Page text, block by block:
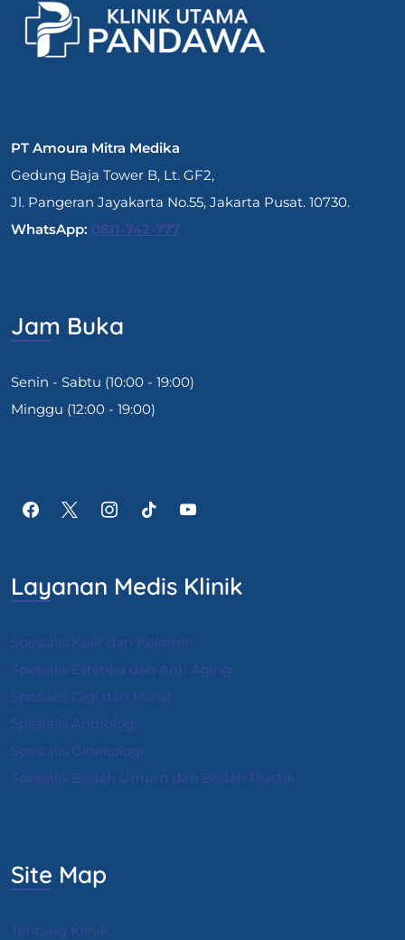
PT Amoura Mitra Medika
Gedung Baja Tower B, Lt. GF2,
Jl. Pangeran Jayakarta No.55, Jakarta Pusat. 10730.
WhatsApp: 0811-742-777
Jam Buka
Senin - Sabtu (10:00 - 19:00)
Minggu (12:00 - 19:00)
Layanan Medis Klinik
Spesialis Kulit dan Kelamin
Spesialis Estetika dan Anti Aging
Spesialis Gigi dan Mulut
Spesialis Andrologi
Spesialis Ginekologi
Spesialis Bedah Umum dan Bedah Plastik
Site Map
Tentang Klinik